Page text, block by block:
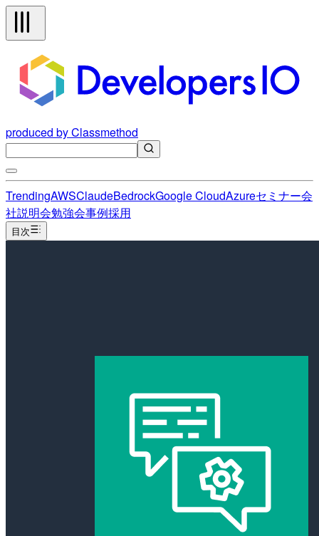
produced by Classmethod
TrendingAWSClaudeBedrockGoogle CloudAzureセミナー会
社説明会勉強会事例採用
目次